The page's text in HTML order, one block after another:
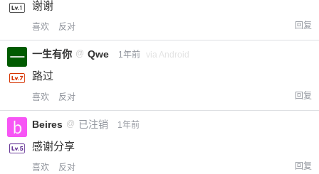
谢谢
喜欢 反对 回复
一生有你 @ Qwe 1年前 via Android
路过
喜欢 反对 回复
Beires @ 已注销 1年前
感谢分享
喜欢 反对 回复